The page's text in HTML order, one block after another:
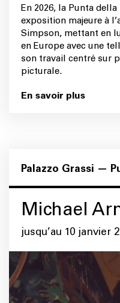
En 2026, la Punta
exposition majeure à
Simpson, mettant en
en Europe avec une
son travail centré sur
picturale.
En savoir plus
Palazzo Grassi —
Michael
jusqu’au 10 janvier